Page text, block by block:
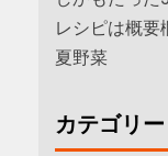
レシピは概
夏野菜
カテゴリー